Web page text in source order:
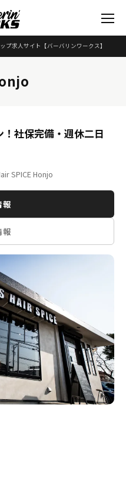
プ求人サイト 【バーバリンワークス】
社保完備・週休二日
SPICE Honjo
報
報